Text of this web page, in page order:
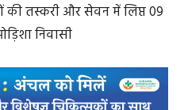
की तस्करी और सेवन में लिप्त 09
निवासी